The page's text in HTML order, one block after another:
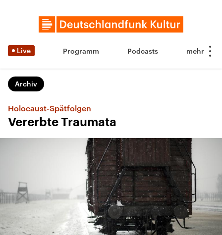
Live Programm Podcasts
Archiv
Holocaust-Spätfolgen
Vererbte Traumata